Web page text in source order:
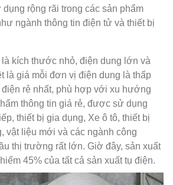
rộng rãi trong các sản phẩm
ngành thông tin điện tử và thiết bị
kích thước nhỏ, điện dung lớn và
là giá mỗi đơn vị điện dung là thấp
điện rẻ nhất, phù hợp với xu hướng
thông tin giá rẻ, được sử dụng
thiết bị gia dụng, Xe ô tô, thiết bị
vật liệu mới và các ngành công
thị trường rất lớn. Giờ đây, sản xuất
45% của tất cả sản xuất tụ điện.